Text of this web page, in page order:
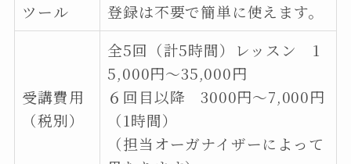
ツール
登録は不要で簡単に使えます。
受講費用
（税別）
全5回（計5時間）レッスン 1
5,000円〜35,000円
６回目以降 3000円〜7,000円
（1時間）
（担当オーガナイザーによって